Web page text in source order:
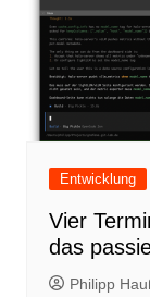
Entwicklung
Vier
das
Philipp